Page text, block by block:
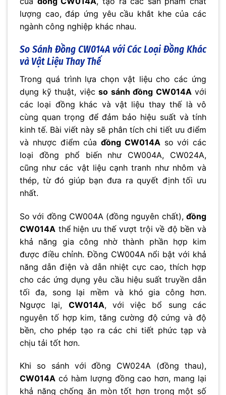
lượng cao, đáp ứng yêu cầu khắt khe của các
ngành công nghiệp khác nhau.
So Sánh Đồng CW014A với Các Loại Đồng Khác
và Vật Liệu Thay Thế
Trong quá trình lựa chọn vật liệu cho các ứng
dụng kỹ thuật, việc so sánh đồng CW014A với
các loại đồng khác và vật liệu thay thế là vô
cùng quan trọng để đảm bảo hiệu suất và tính
kinh tế. Bài viết này sẽ phân tích chi tiết ưu điểm
và nhược điểm của đồng CW014A so với các
loại đồng phổ biến như CW004A, CW024A,
cũng như các vật liệu cạnh tranh như nhôm và
thép, từ đó giúp bạn đưa ra quyết định tối ưu
nhất.
So với đồng CW004A (đồng nguyên chất), đồng
CW014A thể hiện ưu thế vượt trội về độ bền và
khả năng gia công nhờ thành phần hợp kim
được điều chỉnh. Đồng CW004A nổi bật với khả
năng dẫn điện và dẫn nhiệt cực cao, thích hợp
cho các ứng dụng yêu cầu hiệu suất truyền dẫn
tối đa, song lại mềm và khó gia công hơn.
Ngược lại, CW014A, với việc bổ sung các
nguyên tố hợp kim, tăng cường độ cứng và độ
bền, cho phép tạo ra các chi tiết phức tạp và
chịu tải tốt hơn.
Khi so sánh với đồng CW024A (đồng thau),
CW014A có hàm lượng đồng cao hơn, mang lại
khả năng chống ăn mòn tốt hơn trong một số